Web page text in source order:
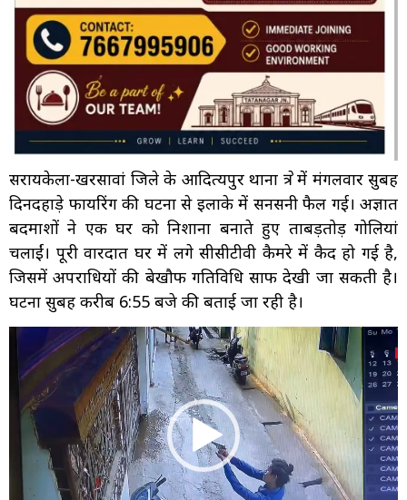
सरायकेला-खरसावां जिले के आदित्यपुर थाना क्षेत्र में मंगलवार सुबह
दिनदहाड़े फायरिंग की घटना से इलाके में सनसनी फैल गई। अज्ञात
बदमाशों ने एक घर को निशाना बनाते हुए ताबड़तोड़ गोलियां
चलाईं। पूरी वारदात घर में लगे सीसीटीवी कैमरे में कैद हो गई है,
जिसमें अपराधियों की बेखौफ गतिविधि साफ देखी जा सकती है।
घटना सुबह करीब 6:55 बजे की बताई जा रही है।
Video
Player